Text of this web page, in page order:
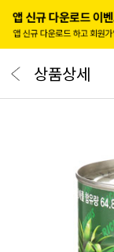
상품상세